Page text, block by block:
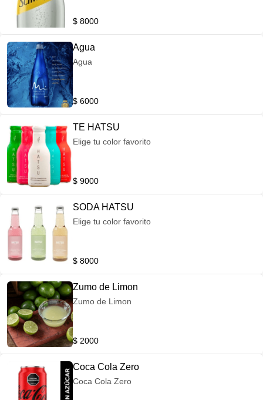
$ 8000
Agua
Agua
$ 6000
TE HATSU
Elige tu color favorito
$ 9000
SODA HATSU
Elige tu color favorito
$ 8000
Zumo de Limon
Zumo de Limon
$ 2000
Coca Cola Zero
Coca Cola Zero